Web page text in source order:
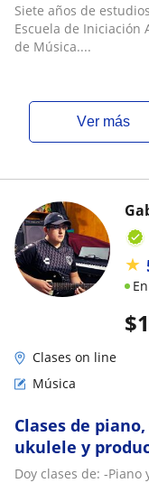
Siete años de
Escuela de Iniciación
de Música....
ver más
$
★
Clases on line
Música
Clases de
ukulele y
Doy clases de: -